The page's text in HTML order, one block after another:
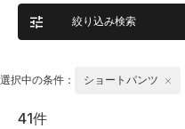
絞り込み検索
選択中の条件： ショートパンツ
41件